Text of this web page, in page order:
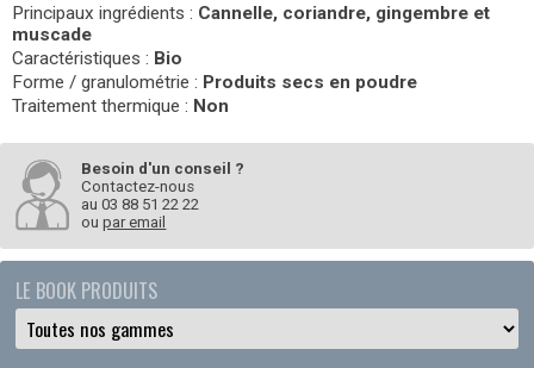
Principaux ingrédients : Cannelle, coriandre, gingembre et
muscade
Caractéristiques : Bio
Forme / granulométrie : Produits secs en poudre
Traitement thermique : Non
Besoin d'un conseil ?
Contactez-nous
au03 88 51 22 22
oupar email
LE BOOK PRODUITS